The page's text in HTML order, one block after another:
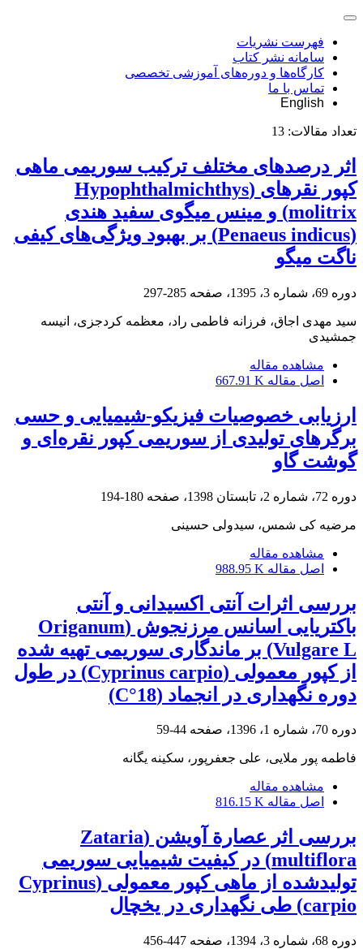
فهرست نشریات
سامانه نشر کتاب
کارگاه‌ها و دوره‌های آموزشی تخصصی
تماس با ما
English
تعداد مقالات: 13
اثر درصدهای مختلف ترکیب سوریمی ماهی
کپور نقره‏ای (Hypophthalmichthys
molitrix) و مینس میگوی سفید هندی
(Penaeus indicus) بر بهبود ویژگی‌های کیفی
ناگت میگو
دوره 69، شماره 3، 1395، صفحه 285-297
سید مهدی اجاق، فرزانه فاطمی راد، معظمه کردجزی، انیسه
جمشیدی
مشاهده مقاله
اصل مقاله 667.91 K
ارزیابی خصوصیات فیزیکو-شیمیایی و حسی
برگرهای تولیدی از سوریمی کپور نقره‌ای و
گوشت گاو
دوره 72، شماره 2، تابستان 1398، صفحه 180-194
مرضیه کی شمس، سیدولی حسینی
مشاهده مقاله
اصل مقاله 988.95 K
بررسی اثرات آنتی اکسیدانی و آنتی
باکتریایی اسانس مرزنجوش (Origanum
Vulgare L) بر ماندگاری سوریمی تهیه شده
از کپور معمولی (Cyprinus carpio) در طول
دوره نگهداری در انجماد (18°C)
دوره 70، شماره 1، 1396، صفحه 44-59
فاطمه پور ملایی، علی جعفرپور، سکینه یگانه
مشاهده مقاله
اصل مقاله 816.15 K
بررسی اثر عصارة آویشن (Zataria
multiflora) در کیفیت شیمیایی سوریمی
تولیدشده از ماهی کپور معمولی (Cyprinus
carpio) طی نگهداری در یخچال
دوره 68، شماره 3، 1394، صفحه 447-456